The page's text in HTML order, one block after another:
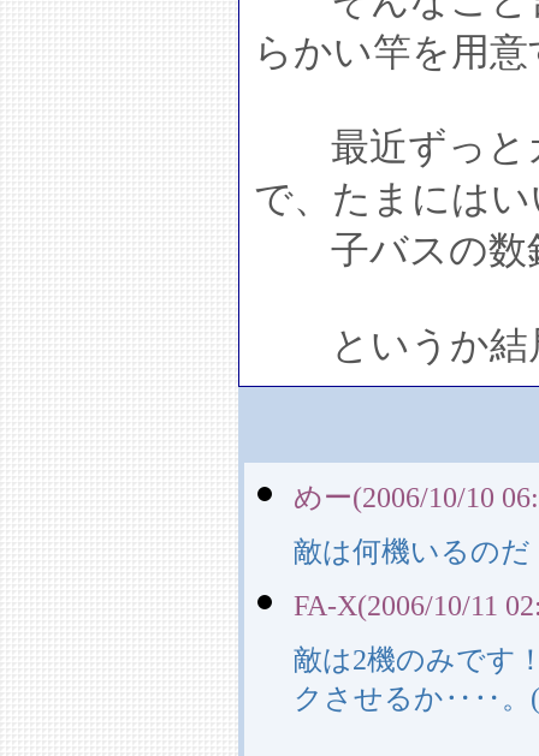
らかい竿を用
最近ずっと
で、たまには
子バスの数
というか結
めー(2006/10/10
敵は何機いるの
FA-X(2006/10/11
敵は2機のみです
クさせるか‥‥。